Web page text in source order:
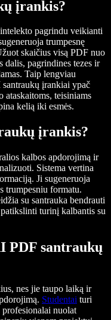
įrankis?
pagrindu veikianti
trumpesnę
skaičius visą PDF nuo
dalis, pagrindines tezes ir
Taip lengviau
įrankiai ypač
ataskaitoms, teisiniams
kelią iki esmės.
įrankis?
kalbos apdorojimą ir
Sistema vertina
Ji sugeneruoja
trumpesniu formatu.
su santrauka bendrauti
turinį kalbantis su
PDF santraukų
nes jie taupo laiką ir
Studentai turi
nuolat